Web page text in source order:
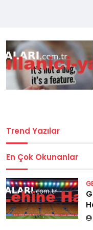
Trend Yazılar
En Çok Okunanlar